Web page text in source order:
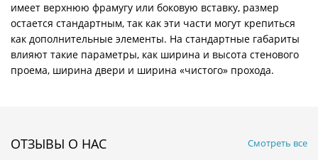
имеет верхнюю фрамугу или боковую вставку, размер
остается стандартным, так как эти части могут крепиться
как дополнительные элементы. На стандартные габариты
влияют такие параметры, как ширина и высота стенового
проема, ширина двери и ширина «чистого» прохода.
ОТЗЫВЫ О НАС Смотреть все